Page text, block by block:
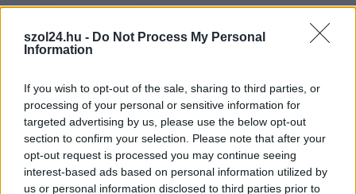
szol24.hu - Do Not Process My Personal
Information
If you wish to opt-out of the sale, sharing to third parties, or
processing of your personal or sensitive information for
targeted advertising by us, please use the below opt-out
section to confirm your selection. Please note that after your
opt-out request is processed you may continue seeing
interest-based ads based on personal information utilized by
us or personal information disclosed to third parties prior to
mentőakció , Pest vármegye rendőr rendőrség
Teljes káosz a ceglédi-szolnoki vasútvonalon,
két óra leforgása alatt két szerelvény is
meghibásodott… és ez nem minden
2026.06.03. Kiss Lajos